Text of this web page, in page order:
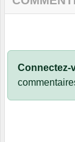
Connectez-